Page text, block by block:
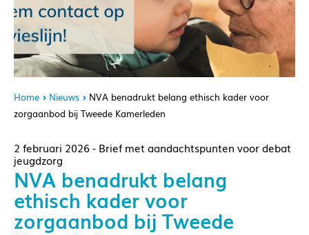
Home Nieuws
NVA benadrukt belang ethisch kader voor
zorgaanbod bij Tweede Kamerleden
2 februari 2026 - Brief met aandachtspunten voor debat
jeugdzorg
NVA benadrukt belang
ethisch kader voor
zorgaanbod bij Tweede